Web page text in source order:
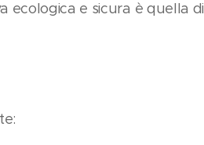
ecologica e sicura è quella di